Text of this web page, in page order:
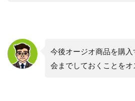
今後オージオ商品を購
会までしておくことをオ